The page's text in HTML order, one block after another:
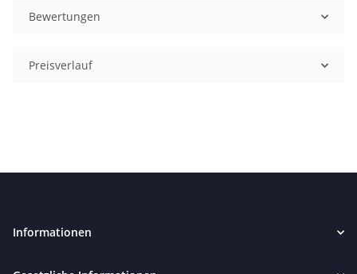
Bewertungen
Preisverlauf
Informationen